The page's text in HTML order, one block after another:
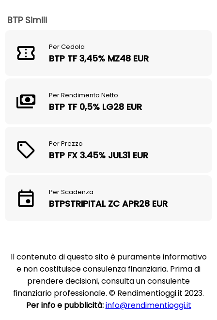
BTP Simili
Per Cedola
BTP TF 3,45% MZ48 EUR
Per Rendimento Netto
BTP TF 0,5% LG28 EUR
Per Prezzo
BTP FX 3.45% JUL31 EUR
Per Scadenza
BTPSTRIPITAL ZC APR28 EUR
Il contenuto di questo sito è puramente informativo
e non costituisce consulenza finanziaria. Prima di
prendere decisioni, consulta un consulente
finanziario professionale. © Rendimentioggi.it 2023.
Per info e pubblicità:info@rendimentioggi.it